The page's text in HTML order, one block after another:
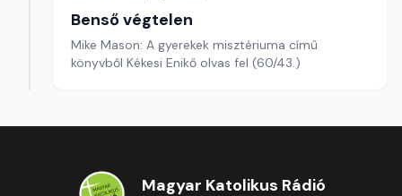
Benső végtelen
Mike Mason: A gyerekek misztériuma című
könyvből Kékesi Enikő olvas fel (60/43.)
Magyar Katolikus Rádió